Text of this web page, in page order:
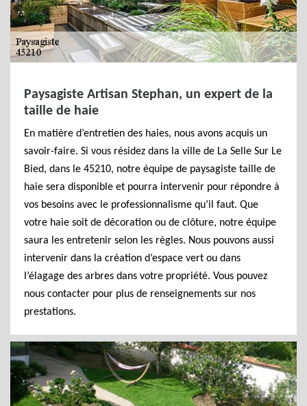
Paysagiste Artisan Stephan, un expert de la
taille de haie
En matière d’entretien des haies, nous avons acquis un
savoir-faire. Si vous résidez dans la ville de La Selle Sur Le
Bied, dans le 45210, notre équipe de paysagiste taille de
haie sera disponible et pourra intervenir pour répondre à
vos besoins avec le professionnalisme qu’il faut. Que
votre haie soit de décoration ou de clôture, notre équipe
saura les entretenir selon les règles. Nous pouvons aussi
intervenir dans la création d’espace vert ou dans
l’élagage des arbres dans votre propriété. Vous pouvez
nous contacter pour plus de renseignements sur nos
prestations.